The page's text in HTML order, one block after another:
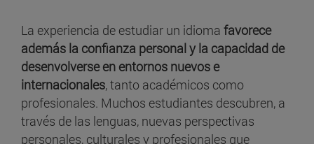
La experiencia de estudiar un idioma favorece
además la confianza personal y la capacidad de
desenvolverse en entornos nuevos e
internacionales, tanto académicos como
profesionales. Muchos estudiantes descubren, a
través de las lenguas, nuevas perspectivas
personales, culturales y profesionales que